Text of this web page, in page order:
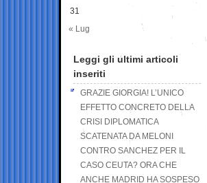
31
« Lug
Leggi gli ultimi articoli
inseriti
GRAZIE GIORGIA! L’UNICO
EFFETTO CONCRETO DELLA
CRISI DIPLOMATICA
SCATENATA DA MELONI
CONTRO SANCHEZ PER IL
CASO CEUTA? ORA CHE
ANCHE MADRID HA SOSPESO